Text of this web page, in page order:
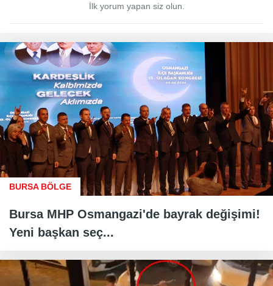
İlk yorum yapan siz olun.
BURSA BÖLGE
Bursa MHP Osmangazi'de bayrak değişimi!
Yeni başkan seç...